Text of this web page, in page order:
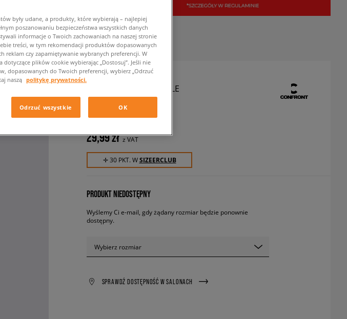
CONFRONT TORBA LILLE
męskie, nerki saszetki
29,99 zł z VAT
✛ 30 PKT. WSIZEERCLUB
PRODUKT NIEDOSTĘPNY
Wyślemy Ci e-mail, gdy żądany rozmiar będzie ponownie
dostępny.
Wybierz rozmiar
SPRAWDŹ DOSTĘPNOŚĆ W SALONACH
były udane, a produkty, które wybierają – najlepiej
poszanowaniu bezpieczeństwa wszystkich danych
informacje o Twoich zachowaniach na naszej stronie
treści, w tym rekomendacji produktów dopasowanych
reklam czy zapamiętywanie wybranych preferencji. W
plików cookie wybierając „Dostosuj”. Jeśli nie
dopasowanych do Twoich preferencji, wybierz „Odrzuć
naszą politykę prywatności.
Odrzuć wszystkie OK